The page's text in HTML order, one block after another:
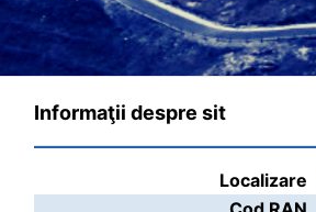
Informaţii despre sit
Localizare